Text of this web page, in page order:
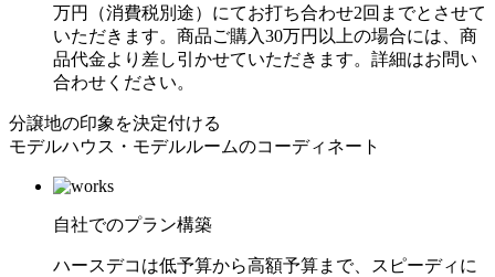
万円（消費税別途）にてお打ち合わせ2回までとさせて
いただきます。商品ご購入30万円以上の場合には、商
品代金より差し引かせていただきます。詳細はお問い
合わせください。
分譲地の印象を決定付ける
モデルハウス・モデルルームのコーディネート
自社でのプラン構築
ハースデコは低予算から高額予算まで、スピーディに